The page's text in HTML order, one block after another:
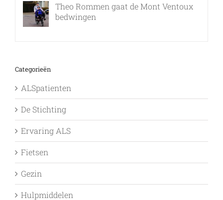
Theo Rommen gaat de Mont Ventoux
bedwingen
Categorieën
ALSpatienten
De Stichting
Ervaring ALS
Fietsen
Gezin
Hulpmiddelen